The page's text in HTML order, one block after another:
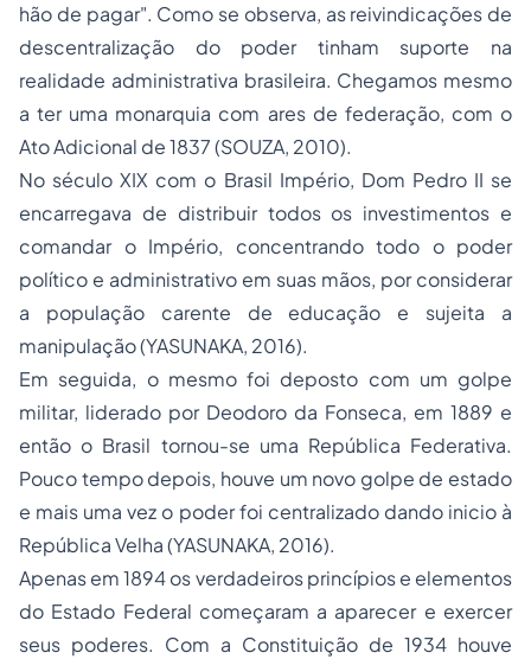
hão de pagar". Como se observa, as reivindicações de
descentralização do poder tinham suporte na
realidade administrativa brasileira. Chegamos mesmo
a ter uma monarquia com ares de federação, com o
Ato Adicional de 1837 (SOUZA, 2010).
No século XIX com o Brasil Império, Dom Pedro II se
encarregava de distribuir todos os investimentos e
comandar o Império, concentrando todo o poder
político e administrativo em suas mãos, por considerar
a população carente de educação e sujeita a
manipulação (YASUNAKA, 2016).
Em seguida, o mesmo foi deposto com um golpe
militar, liderado por Deodoro da Fonseca, em 1889 e
então o Brasil tornou-se uma República Federativa.
Pouco tempo depois, houve um novo golpe de estado
e mais uma vez o poder foi centralizado dando inicio à
República Velha (YASUNAKA, 2016).
Apenas em 1894 os verdadeiros princípios e elementos
do Estado Federal começaram a aparecer e exercer
seus poderes. Com a Constituição de 1934 houve